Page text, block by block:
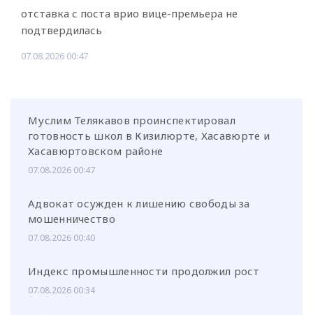
отставка с поста врио вице-премьера не
подтвердилась
07.08.2026 00:47
Муслим Телякавов проинспектировал
готовность школ в Кизилюрте, Хасавюрте и
Хасавюртовском районе
07.08.2026 00:47
Адвокат осужден к лишению свободы за
мошенничество
07.08.2026 00:40
Индекс промышленности продолжил рост
07.08.2026 00:34